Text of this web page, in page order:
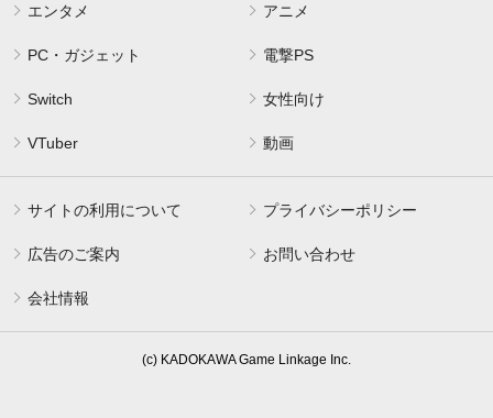
エンタメ アニメ
PC・ガジェット 電撃PS
Switch 女性向け
VTuber 動画
サイトの利用について プライバシーポリシー
広告のご案内 お問い合わせ
会社情報
(c) KADOKAWA Game Linkage Inc.